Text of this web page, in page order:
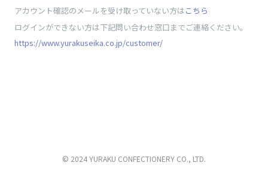
アカウント確認のメールを受け取っていない方はこちら
ログインができない方は下記問い合わせ窓口までご連絡ください。
https://www.yurakuseika.co.jp/customer/
© 2024 YURAKU CONFECTIONERY CO., LTD.